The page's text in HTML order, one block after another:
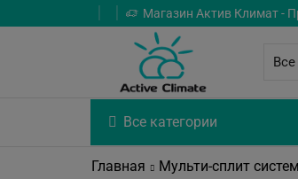
Магазин Актив Климат -
Все категории
Главная Мульти-сплит